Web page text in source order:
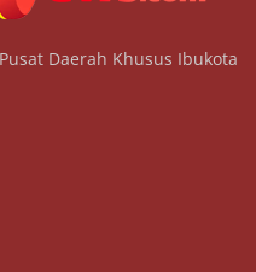
Daerah Khusus Ibukota